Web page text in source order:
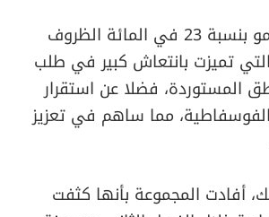
ويعكس هذا النمو بنسبة 23 في المائة الظروف
تميزت بانتعاش كبير في طلب
المستوردة، فضلا عن استقرار
الفوسفاطية، مما ساهم في تعزيز
أفادت المجموعة بأنها كثفت